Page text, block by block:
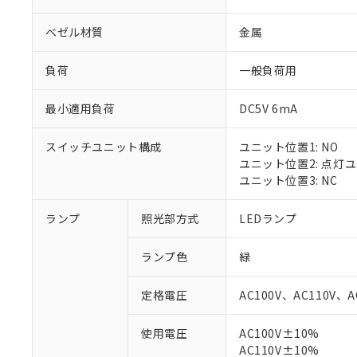
ベゼル材質 金属
負荷 一般負荷用
最小適用負荷 DC5V 6mA
スイッチユニット構成
ユニット位置1: NO
ユニット位置2: 点灯
ユニット位置3: NC
ランプ 照光部方式 LEDランプ
ランプ色 緑
定格電圧 AC100V、AC110V、
使用電圧
AC100V±10%
AC110V±10%
※1 対応状況